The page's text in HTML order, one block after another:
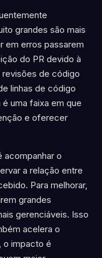
grandes são mais
em erros passarem
do PR devido à
de código
linhas de código
uma faixa em que
e oferecer
acompanhar o
a relação entre
Para melhorar,
grandes
gerenciáveis. Isso
acelera o
o impacto é